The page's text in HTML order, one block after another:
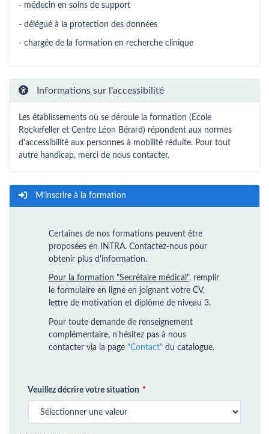
- médecin en soins de support
- délégué à la protection des données
- chargée de la formation en recherche clinique
Informations sur l'accessibilité
Les établissements où se déroule la formation (Ecole
Rockefeller et Centre Léon Bérard) répondent aux normes
d'accessibilité aux personnes à mobilité réduite. Pour tout
autre handicap, merci de nous contacter.
M'inscrire à la formation
Certaines de nos formations peuvent être
proposées en INTRA. Contactez-nous pour
obtenir plus d'information.
Pour la formation "Secrétaire médical", remplir
le formulaire en ligne en joignant votre CV,
lettre de motivation et diplôme de niveau 3.
Pour toute demande de renseignement
complémentaire, n'hésitez pas à nous
contacter via la page "Contact" du catalogue.
Veuillez décrire votre situation